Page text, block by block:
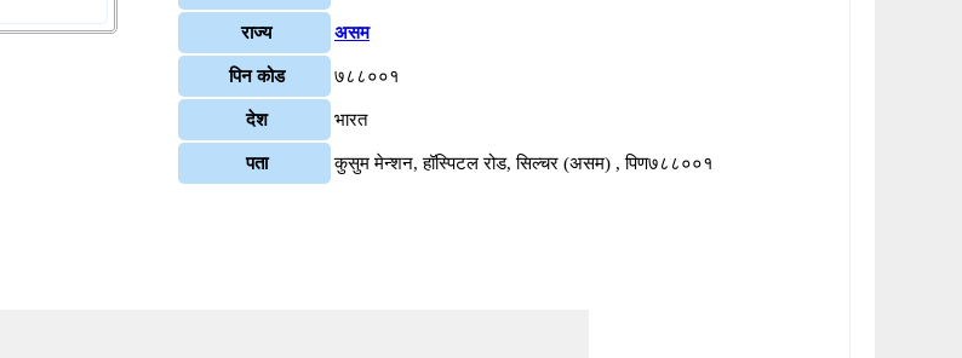
राज्य असम
पिन कोड ७८८००१
देश भारत
पता कुसुम मेन्शन, हॉस्पिटल रोड, सिल्चर (असम) , पिण७८८००१